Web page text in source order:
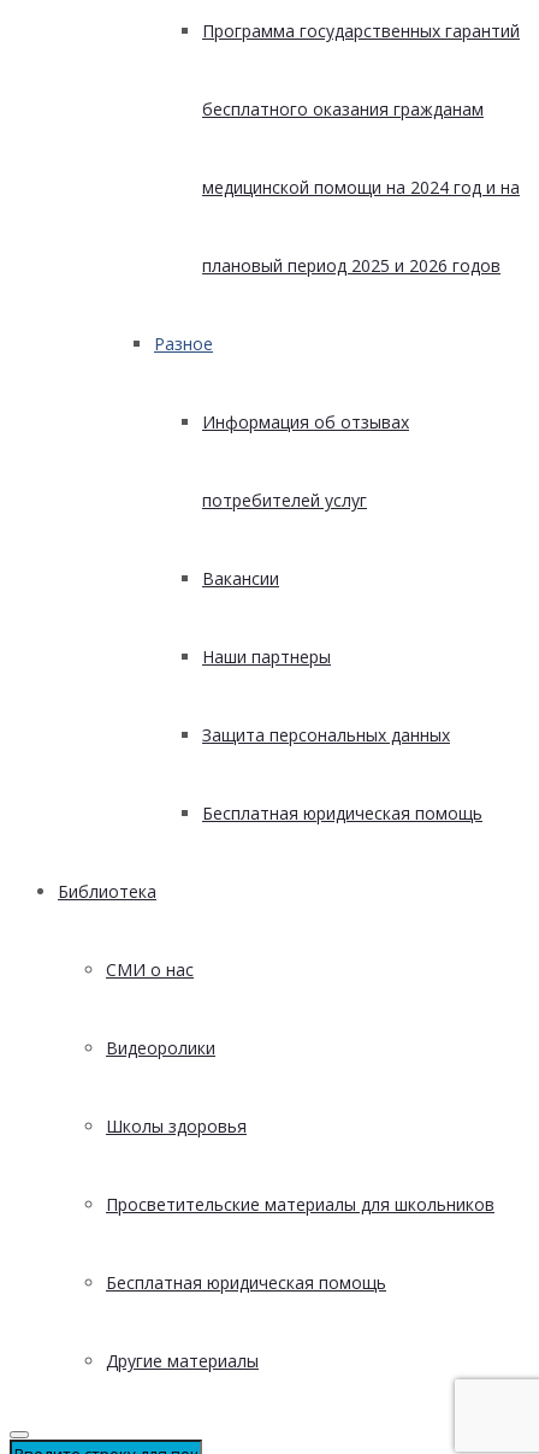
Программа государственных гарантий
бесплатного оказания гражданам
медицинской помощи на 2024 год и на
плановый период 2025 и 2026 годов
Разное
Информация об отзывах
потребителей услуг
Вакансии
Наши партнеры
Защита персональных данных
Бесплатная юридическая помощь
Библиотека
СМИ о нас
Видеоролики
Школы здоровья
Просветительские материалы для школьников
Бесплатная юридическая помощь
Другие материалы